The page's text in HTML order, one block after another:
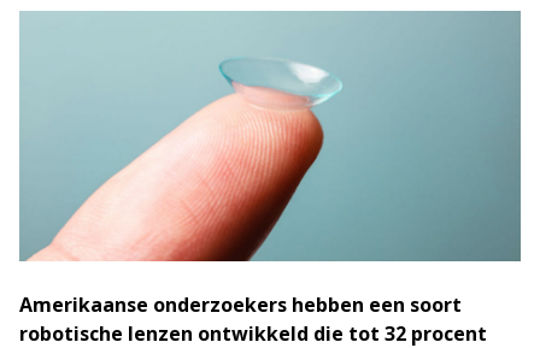
Amerikaanse onderzoekers hebben een soort
robotische lenzen ontwikkeld die tot 32 procent